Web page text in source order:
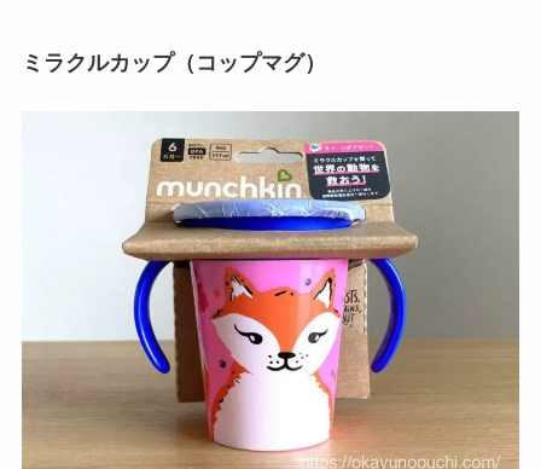
ミラクルカップ（コップマグ）